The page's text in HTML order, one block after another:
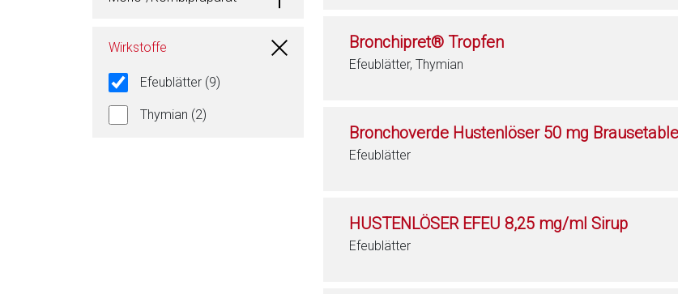
Wirkstoffe
Efeublätter (9)
Thymian (2)
Bronchipret® Tropfen
Efeublätter, Thymian
Bronchoverde Hustenlöser 50 mg
Efeublätter
HUSTENLÖSER EFEU 8,25 mg/ml Sirup
Efeublätter